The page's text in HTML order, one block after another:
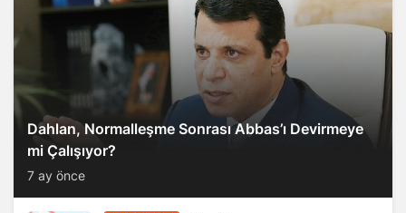
Dahlan, Normalleşme Sonrası Abbas’ı Devirmeye
mi Çalışıyor?
7 ay önce